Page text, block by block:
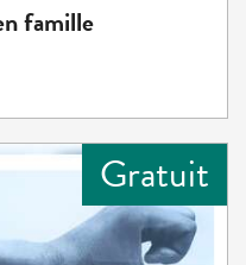
famille
Gratuit